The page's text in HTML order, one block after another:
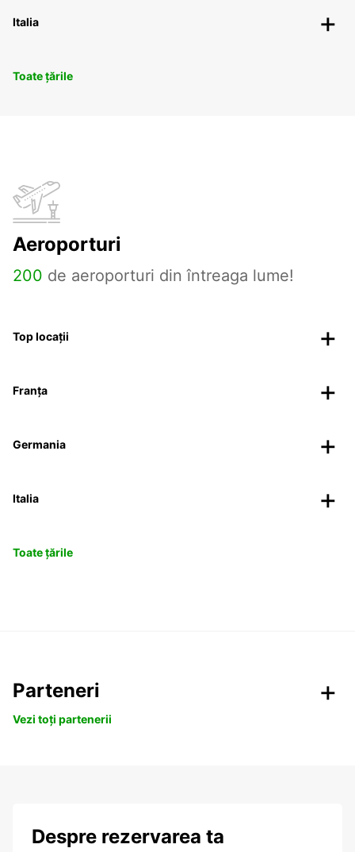
Italia
Toate țările
Aeroporturi
200 de aeroporturi din întreaga lume!
Top locații
Franța
Germania
Italia
Toate țările
Parteneri
Vezi toți partenerii
Despre rezervarea ta